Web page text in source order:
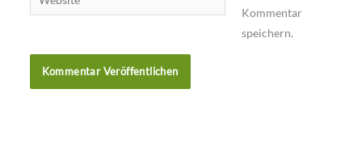
Kommentar
speichern.